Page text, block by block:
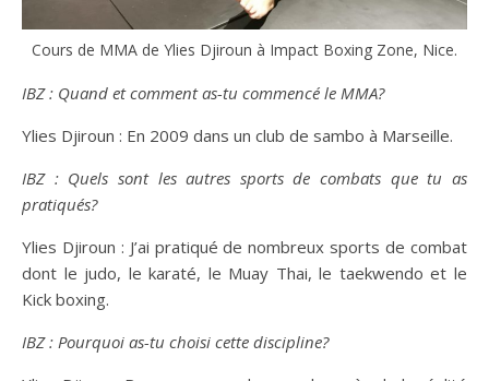
Cours de MMA de Ylies Djiroun à Impact Boxing Zone, Nice.
IBZ : Quand et comment as-tu commencé le MMA?
Ylies Djiroun : En 2009 dans un club de sambo à Marseille.
IBZ : Quels sont les autres sports de combats que tu as
pratiqués?
Ylies Djiroun : J’ai pratiqué de nombreux sports de combat
dont le judo, le karaté, le Muay Thai, le taekwendo et le
Kick boxing.
IBZ : Pourquoi as-tu choisi cette discipline?